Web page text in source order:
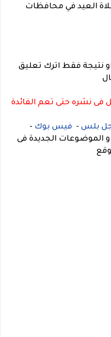
العيد في محافظات
نتيجة فقط اترك تعليق
فى نشره حتى تعم الفائدة
بلس - فيس بوك -
الموضوعات الجديدة فى